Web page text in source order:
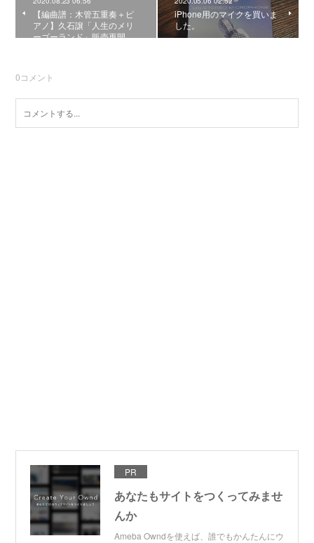
【編曲譜：木管五重奏＋ピ
アノ】久石譲「人生のメリ
ーゴーランド」販売再開…
iPhone用のマイクを買いま
した。
0コメント
PR
あなたもサイトをつくってみませ
んか
Ameba Owndを使えば、誰でもかんたんにウ